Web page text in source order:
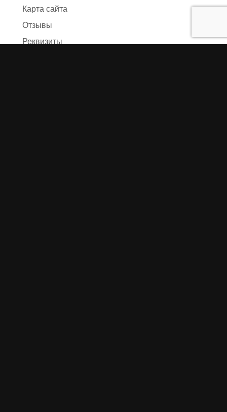
Карта сайта
Отзывы
Реквизиты